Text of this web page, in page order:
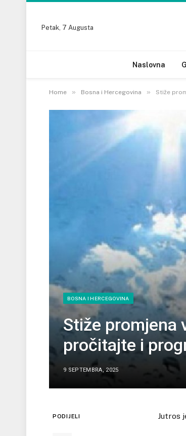
Petak, 7 Augusta
Naslovna
Home » Bosna i Hercegovina » Stiže
BOSNA I HERCEGOVINA
Stiže promjena
pročitajte i
9 SEPTEMBRA, 2025
PODIJELI Jutros